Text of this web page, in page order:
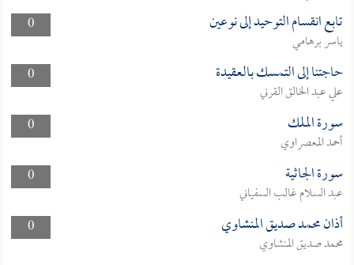
0 تابع انقسام التوحيد إلى نوعين
ياسر برهامي
0
حاجتنا إلى التمسك بالعقيدة
علي عبد الخالق القرني
0
سورة الملك
أحمد المعصراوي
0
سورة الجاثية
عبد السلام غالب السفياني
0
أذان محمد صديق المنشاوي
محمد صديق المنشاوي